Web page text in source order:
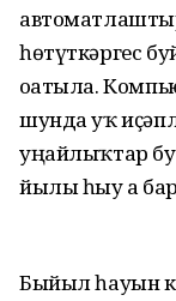
һөтүткәргес
оҙатыла.
шунда уҡ
уңайлыҡтар
йылы һыу ҙа
Быйыл һауын